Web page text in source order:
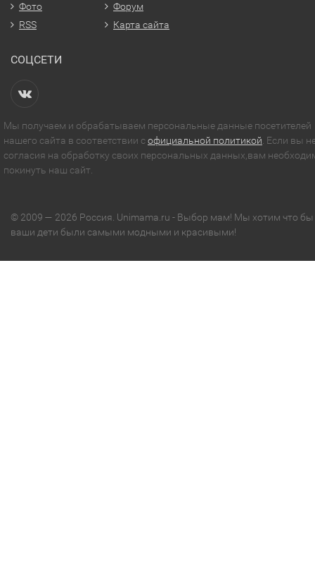
Фото
RSS
Форум
Карта сайта
СОЦСЕТИ
Мы получаем и обрабатываем персональные данные посетителей
нашего сайта в соответствии софициальной политикой. Если вы
согласия на обработку своих персональных данных,вам
покинуть наш сайт.
© 2009 — 2026 Россия. Unimama.ru - Выбор мам! Мы хотим что бы
ваши дети были самыми модными и красивыми!